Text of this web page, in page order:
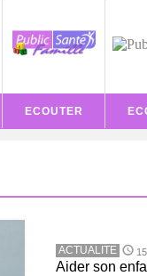
ECOUTER
ACTUALITE
Aider son